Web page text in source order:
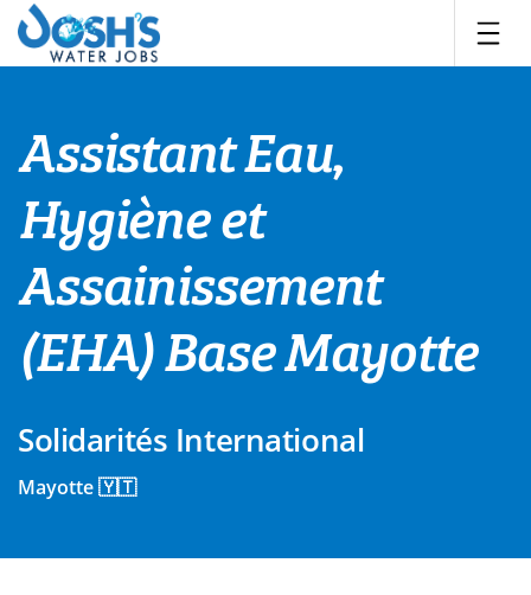
Skip
content
Assistant Eau,
Hygiène et
Assainissement
(EHA) Base Mayotte
Solidarités International
Mayotte 🇾🇹